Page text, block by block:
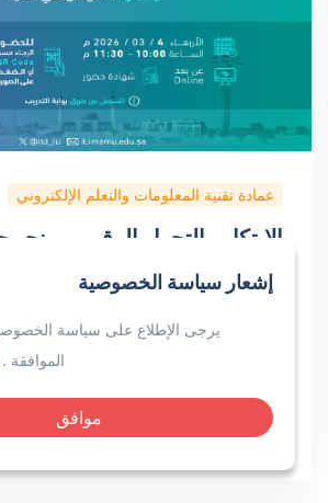
عمادة تقنية المعلومات والتعلم الإلكتروني
الابتكار والتحول الرقمي .. نحو
د. فهمان علي سعيد
عن بعد
طالب عضو هيئة تدريس إداري
مجانية
إشعار سياسة الخصوصية
يرجى الإطلاع على سياسة
الموافقة .
موافق